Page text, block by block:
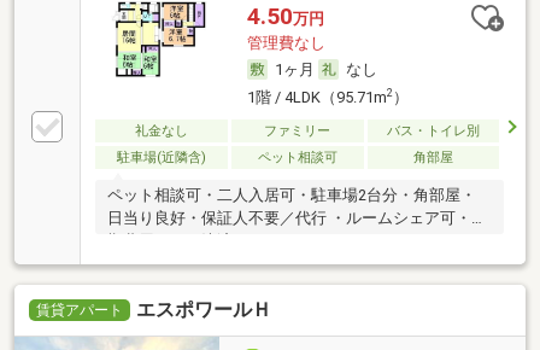
4.50万円
管理費なし
1ヶ月
なし
1階 / 4LDK（95.71m2）
礼金なし ファミリー
バス・トイレ別
駐車場(近隣含)
ペット相談可 角部屋
ペット相談可・二人入居可・駐車場2台分・角部屋・
日当り良好・保証人不要／代行 ・ルームシェア可・初
賃貸アパート エスポワールＨ